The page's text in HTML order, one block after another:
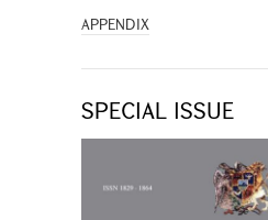
APPENDIX
SPECIAL ISSUE